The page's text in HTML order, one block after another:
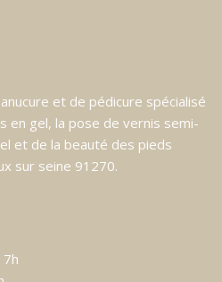
et de pédicure spécialisé
en gel, la pose de vernis semi-
et de la beauté des pieds
sur seine 91270.